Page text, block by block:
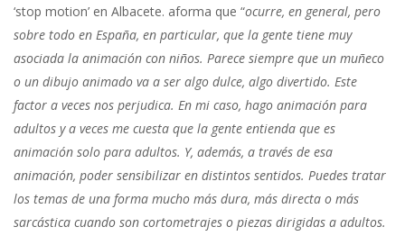
‘stop motion’ en Albacete. aforma que “ocurre, en general, pero
sobre todo en España, en particular, que la gente tiene muy
asociada la animación con niños. Parece siempre que un muñeco
o un dibujo animado va a ser algo dulce, algo divertido. Este
factor a veces nos perjudica. En mi caso, hago animación para
adultos y a veces me cuesta que la gente entienda que es
animación solo para adultos. Y, además, a través de esa
animación, poder sensibilizar en distintos sentidos. Puedes tratar
los temas de una forma mucho más dura, más directa o más
sarcástica cuando son cortometrajes o piezas dirigidas a adultos.